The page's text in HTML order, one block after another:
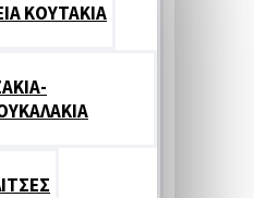
ΚΟΥΤΑΚΙΑ